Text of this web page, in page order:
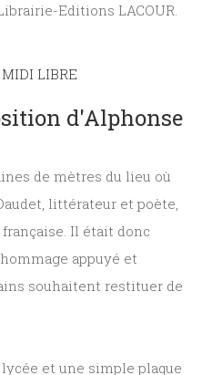
Editions LACOUR.
LIBRE
d'Alphonse
de mètres du lieu où
littérateur et poète,
Il était donc
appuyé et
souhaitent restituer de
et une simple plaque